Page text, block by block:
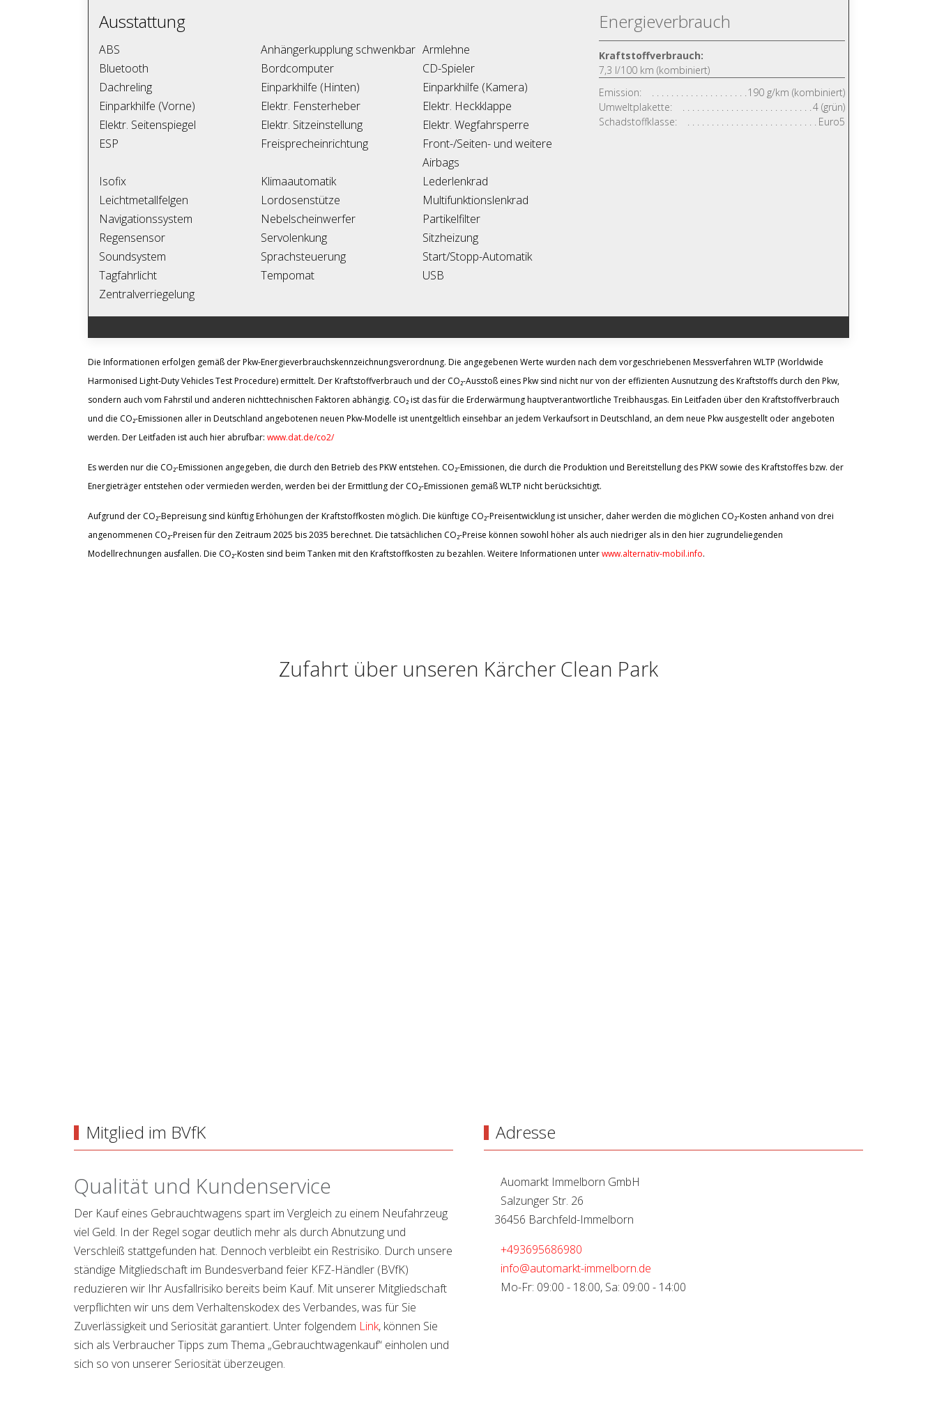
Energieverbrauch
Kraftstoffverbrauch:
7,3 l/100 km (kombiniert)
Emission:
190 g/km (kombiniert)
Umweltplakette:
4 (grün)
Schadstoffklasse:
Euro5
Ausstattung
ABS Anhängerkupplung schwenkbar Armlehne
Bluetooth
Bordcomputer
CD-Spieler
Dachreling
Einparkhilfe (Hinten)
Einparkhilfe (Kamera)
Einparkhilfe (Vorne)
Elektr. Fensterheber
Elektr. Heckklappe
Elektr. Seitenspiegel
Elektr. Sitzeinstellung
Elektr. Wegfahrsperre
ESP
Freisprecheinrichtung
Front-/Seiten- und weitere
Airbags
Isofix
Klimaautomatik
Lederlenkrad
Leichtmetallfelgen
Lordosenstütze
Multifunktionslenkrad
Navigationssystem
Nebelscheinwerfer
Partikelfilter
Regensensor
Servolenkung
Sitzheizung
Soundsystem
Sprachsteuerung
Start/Stopp-Automatik
Tagfahrlicht
Tempomat
USB
Zentralverriegelung
Die Informationen erfolgen gemäß der Pkw-Energieverbrauchskennzeichnungsverordnung. Die angegebenen Werte wurden nach dem vorgeschriebenen Messverfahren WLTP (Worldwide
Harmonised Light-Duty Vehicles Test Procedure) ermittelt. Der Kraftstoffverbrauch und der CO₂-Ausstoß eines Pkw sind nicht nur von der effizienten Ausnutzung des Kraftstoffs durch den Pkw,
sondern auch vom Fahrstil und anderen nichttechnischen Faktoren abhängig. CO₂ ist das für die Erderwärmung hauptverantwortliche Treibhausgas. Ein Leitfaden über den Kraftstoffverbrauch
und die CO₂-Emissionen aller in Deutschland angebotenen neuen Pkw-Modelle ist unentgeltlich einsehbar an jedem Verkaufsort in Deutschland, an dem neue Pkw ausgestellt oder angeboten
werden. Der Leitfaden ist auch hier abrufbar: www.dat.de/co2/
Es werden nur die CO₂-Emissionen angegeben, die durch den Betrieb des PKW entstehen. CO₂-Emissionen, die durch die Produktion und Bereitstellung des PKW sowie des Kraftstoffes bzw. der
Energieträger entstehen oder vermieden werden, werden bei der Ermittlung der CO₂-Emissionen gemäß WLTP nicht berücksichtigt.
Aufgrund der CO₂-Bepreisung sind künftig Erhöhungen der Kraftstoffkosten möglich. Die künftige CO₂-Preisentwicklung ist unsicher, daher werden die möglichen CO₂-Kosten anhand von drei
angenommenen CO₂-Preisen für den Zeitraum 2025 bis 2035 berechnet. Die tatsächlichen CO₂-Preise können sowohl höher als auch niedriger als in den hier zugrundeliegenden
Modellrechnungen ausfallen. Die CO₂-Kosten sind beim Tanken mit den Kraftstoffkosten zu bezahlen. Weitere Informationen unterwww.alternativ-mobil.info.
Zufahrt über unseren Kärcher Clean Park
Mitglied im BVfK
Qualität und Kundenservice
Der Kauf eines Gebrauchtwagens spart im Vergleich zu einem Neufahrzeug
viel Geld. In der Regel sogar deutlich mehr als durch Abnutzung und
Verschleiß stattgefunden hat. Dennoch verbleibt ein Restrisiko. Durch unsere
ständige Mitgliedschaft im Bundesverband feier KFZ-Händler (BVfK)
reduzieren wir Ihr Ausfallrisiko bereits beim Kauf. Mit unserer Mitgliedschaft
verpflichten wir uns dem Verhaltenskodex des Verbandes, was für Sie
Zuverlässigkeit und Seriosität garantiert. Unter folgendem Link, können Sie
sich als Verbraucher Tipps zum Thema „Gebrauchtwagenkauf“ einholen und
sich so von unserer Seriosität überzeugen.
Adresse
Auomarkt Immelborn GmbH
Salzunger Str. 26
36456 Barchfeld-Immelborn
+493695686980
info@automarkt-immelborn.de
Mo-Fr: 09:00 - 18:00, Sa: 09:00 - 14:00